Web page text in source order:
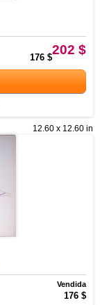
202 $
176 $
12.60 x 12.60 in
Vendida
176 $